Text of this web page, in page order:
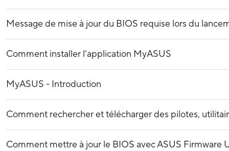
Message de mise à jour du BIOS requise lors du
Comment installer l’application MyASUS
MyASUS - Introduction
Comment rechercher et télécharger des pilotes,
Comment mettre à jour le BIOS avec ASUS Firmware